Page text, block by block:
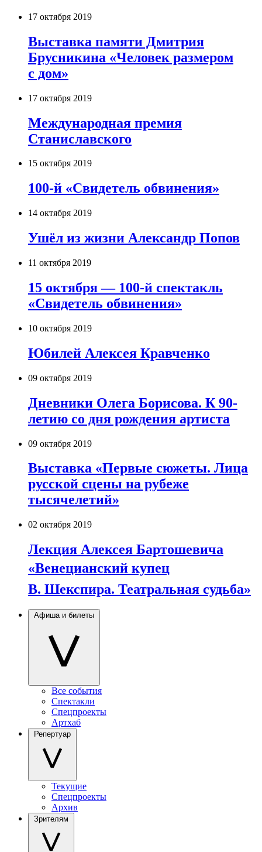
17 октября 2019
Выставка памяти Дмитрия
Брусникина «Человек размером
с дом»
17 октября 2019
Международная премия
Станиславского
15 октября 2019
100-й «Свидетель обвинения»
14 октября 2019
Ушёл из жизни Александр Попов
11 октября 2019
15 октября — 100-й спектакль
«Свидетель обвинения»
10 октября 2019
Юбилей Алексея Кравченко
09 октября 2019
Дневники Олега Борисова. К 90-
летию со дня рождения артиста
09 октября 2019
Выставка «Первые сюжеты. Лица
русской сцены на рубеже
тысячелетий»
02 октября 2019
Лекция Алексея Бартошевича
«Венецианский купец
В. Шекспира. Театральная судьба»
Афиша и билеты
Все события
Спектакли
Спецпроекты
Артхаб
Репертуар
Текущие
Спецпроекты
Архив
Зрителям